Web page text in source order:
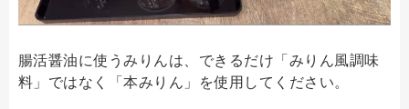
腸活醤油に使うみりんは、できるだけ「みりん風調味
料」ではなく「本みりん」を使用してください。